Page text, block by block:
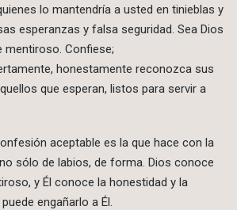
lo mantendría a usted en tinieblas y
esperanzas y falsa seguridad. Sea Dios
mentiroso. Confiese;
honestamente reconozca sus
que esperan, listos para servir a
aceptable es la que hace con la
sólo de labios, de forma. Dios conoce
y Él conoce la honestidad y la
engañarlo a Él.